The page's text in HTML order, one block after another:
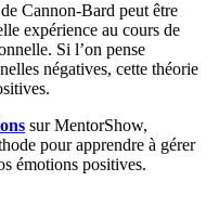
Cannon-Bard peut être
expérience au cours de
Si l’on pense
négatives, cette théorie
sur MentorShow,
pour apprendre à gérer
émotions positives.